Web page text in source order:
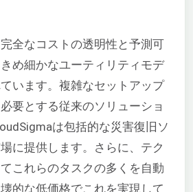
全なコストの透明性と予測可
め細かなユーティリティモデ
います。複雑なセットアップ
要とする従来のソリューショ
は包括的な災害復旧ソ
に提供します。さらに、テク
これらのタスクの多くを自動
的な低価格でこれを実現して